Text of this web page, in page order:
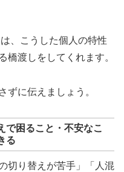
、こうした個人の特性
橋渡しをしてくれます。
ずに伝えましょう。
で困ること・不安なこ
る
切り替えが苦手」「人混